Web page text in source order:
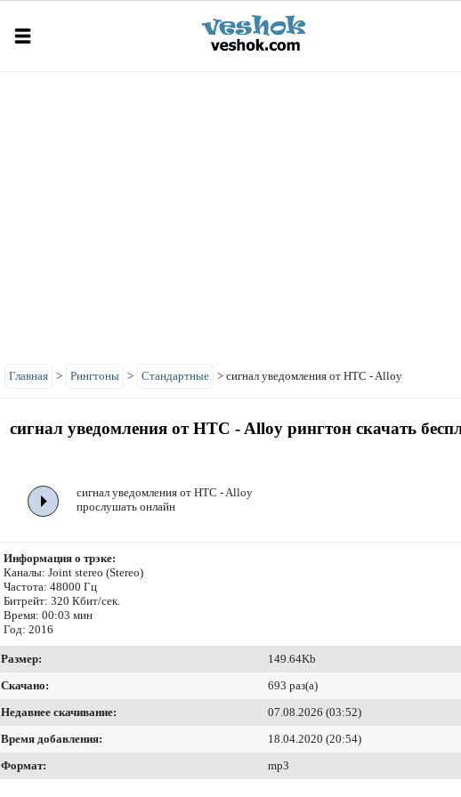
Главная > Рингтоны > Стандартные > сигнал уведомления от HTC - Alloy
сигнал уведомления от HTC - Alloy рингтон скачать
сигнал уведомления от HTC - Alloy
прослушать онлайн
Информация о трэке:
Каналы: Joint stereo (Stereo)
Частота: 48000 Гц
Битрейт: 320 Кбит/сек.
Время: 00:03 мин
Год: 2016
Размер:
149.64Kb
Скачано:
693 раз(а)
Недавнее скачивание:
07.08.2026 (03:52)
Время добавления:
18.04.2020 (20:54)
Формат:
mp3